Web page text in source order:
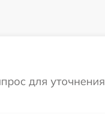
для уточнения